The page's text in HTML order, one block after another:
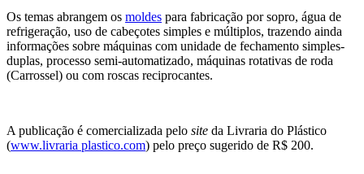
Os temas abrangem os moldes para fabricação por sopro, água de
refrigeração, uso de cabeçotes simples e múltiplos, trazendo ainda
informações sobre máquinas com unidade de fechamento simples-
duplas, processo semi-automatizado, máquinas rotativas de roda
(Carrossel) ou com roscas reciprocantes.
A publicação é comercializada pelo site da Livraria do Plástico
(www.livraria plastico.com) pelo preço sugerido de R$ 200.